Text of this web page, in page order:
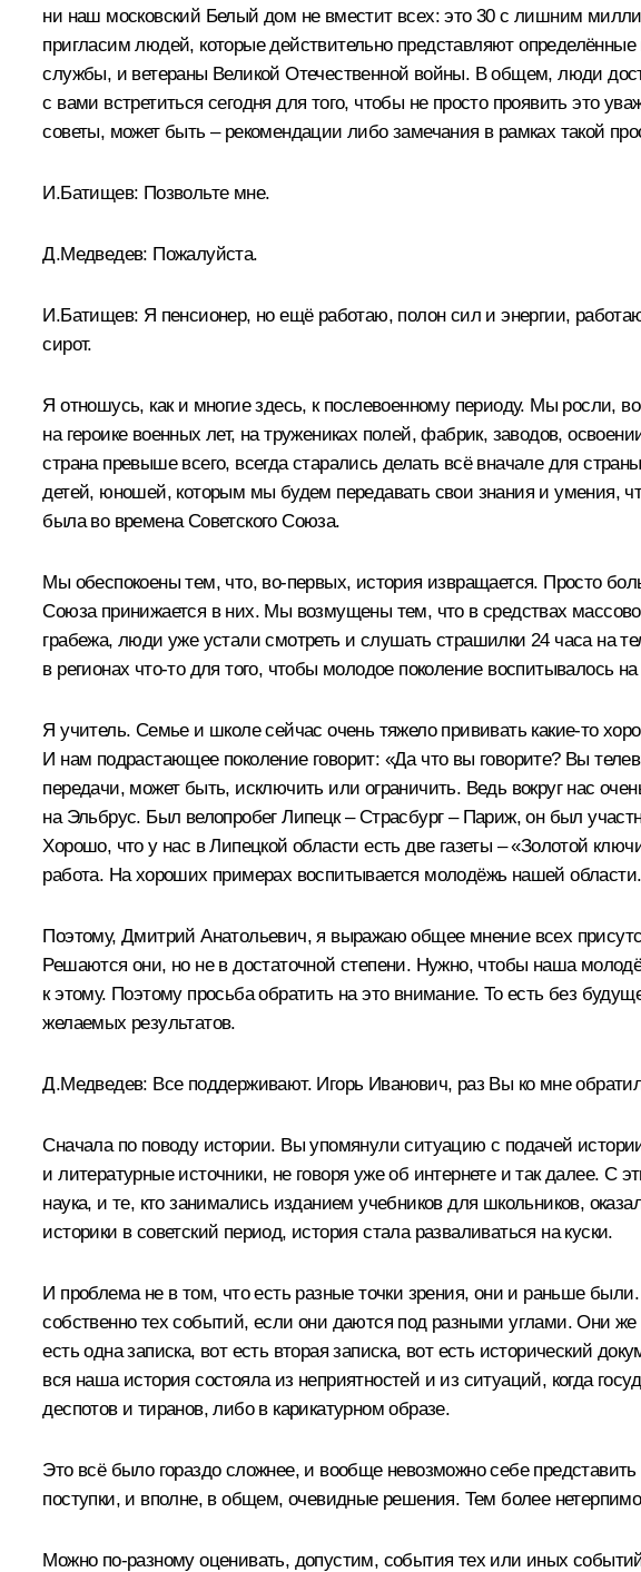
ни наш московский Белый дом не вместит всех: это 30 с лишним
пригласим людей, которые действительно представляют
службы, и ветераны Великой Отечественной войны. В общем, люди
с вами встретиться сегодня для того, чтобы не просто проявить это
советы, может быть – рекомендации либо замечания в рамках такой
И.Батищев: Позвольте мне.
Д.Медведев: Пожалуйста.
И.Батищев: Я пенсионер, но ещё работаю, полон сил и энергии,
сирот.
Я отношусь, как и многие здесь, к послевоенному периоду. Мы росли,
на героике военных лет, на тружениках полей, фабрик, заводов,
страна превыше всего, всегда старались делать всё вначале для
детей, юношей, которым мы будем передавать свои знания и умения,
была во времена Советского Союза.
Мы обеспокоены тем, что, во‑первых, история извращается. Просто
Союза принижается в них. Мы возмущены тем, что в средствах
грабежа, люди уже устали смотреть и слушать страшилки 24 часа на
в регионах что‑то для того, чтобы молодое поколение воспитывалось
Я учитель. Семье и школе сейчас очень тяжело прививать какие‑то
И нам подрастающее поколение говорит: «Да что вы говорите? Вы
передачи, может быть, исключить или ограничить. Ведь вокруг нас
на Эльбрус. Был велопробег Липецк – Страсбург – Париж, он был
Хорошо, что у нас в Липецкой области есть две газеты – «Золотой
работа. На хороших примерах воспитывается молодёжь нашей области.
Поэтому, Дмитрий Анатольевич, я выражаю общее мнение всех
Решаются они, но не в достаточной степени. Нужно, чтобы наша
к этому. Поэтому просьба обратить на это внимание. То есть без
желаемых результатов.
Д.Медведев: Все поддерживают. Игорь Иванович, раз Вы ко мне
Сначала по поводу истории. Вы упомянули ситуацию с подачей
и литературные источники, не говоря уже об интернете и так далее. С
наука, и те, кто занимались изданием учебников для школьников,
историки в советский период, история стала разваливаться на куски.
И проблема не в том, что есть разные точки зрения, они и раньше
собственно тех событий, если они даются под разными углами. Они же
есть одна записка, вот есть вторая записка, вот есть исторический
вся наша история состояла из неприятностей и из ситуаций, когда
деспотов и тиранов, либо в карикатурном образе.
Это всё было гораздо сложнее, и вообще невозможно себе
поступки, и вполне, в общем, очевидные решения. Тем более
Можно по‑разному оценивать, допустим, события тех или иных